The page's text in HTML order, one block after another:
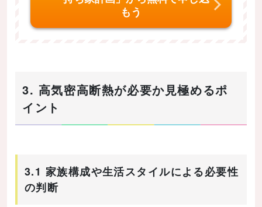
もう
3. 高気密高断熱が必要か見極めるポ
イント
3.1 家族構成や生活スタイルによる必要性
の判断